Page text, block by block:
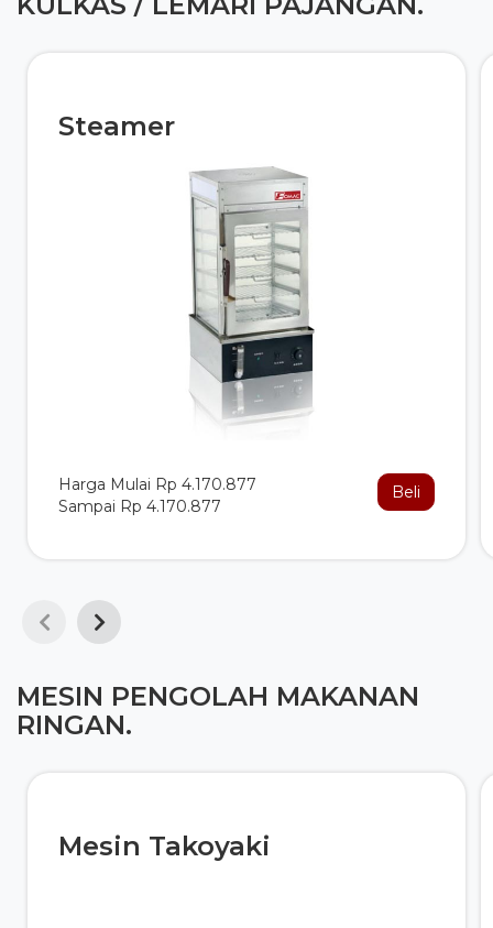
Steamer
Harga Mulai Rp 4.170.877
Sampai Rp 4.170.877
Beli
MESIN PENGOLAH MAKANAN
RINGAN.
Mesin Takoyaki